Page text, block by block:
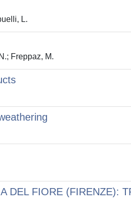
L.
Freppaz, M.
DEL FIORE (FIRENZE):